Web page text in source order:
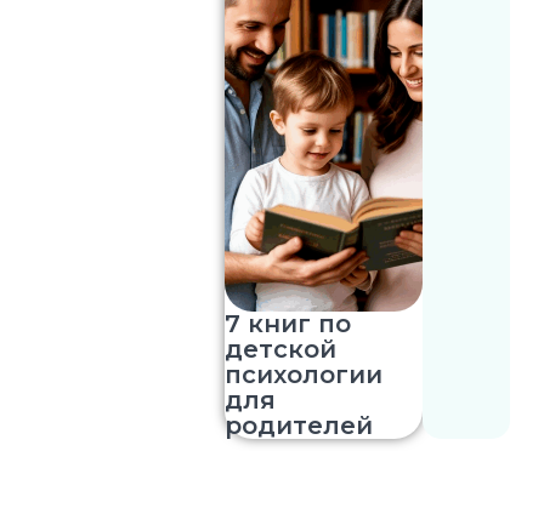
7 книг по
детской
психологии
для
родителей